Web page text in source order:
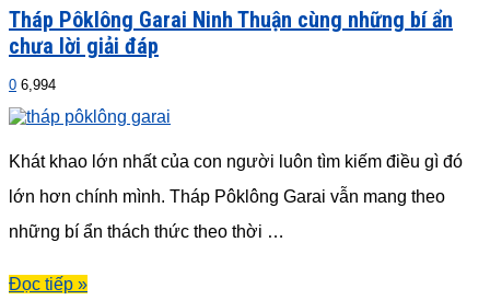
Tháp Pôklông Garai Ninh Thuận cùng những bí ẩn
chưa lời giải đáp
0 6,994
Khát khao lớn nhất của con người luôn tìm kiếm điều gì đó
lớn hơn chính mình. Tháp Pôklông Garai vẫn mang theo
những bí ẩn thách thức theo thời …
Đọc tiếp »